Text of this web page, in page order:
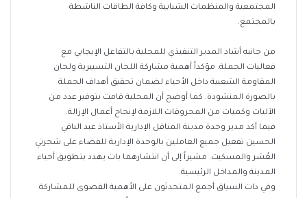
المجتمعية والمنظمات الشبابية وكافة الطاقات الناشطة
بالمجتمع.
من جانبه أشاد المدير التنفيذي للمحلية بالتفاعل الإيجابي مع
فعاليات الحملة. مؤكداً أهمية مشاركة اللجان التسييرية ولجان
المقاومة الشعبية داخل الأحياء لضمان تحقيق أهداف الحملة
بالصورة المنشودة. كما أوضح أن المحلية قامت بتوفير عدد من
الآليات وكميات من المحروقات اللازمة لإنجاح أعمال الإزالة.
فيما أكد مدير وحدة مدينة المناقل الإدارية الأستاذ عبد الباقي
الحسين تفعيل جميع العاملين بالوحدة الإدارية للقضاء على شجرتي
العُشر والمسكيت. مشيراً إلى أن انتشارهما بات يهدد بتطويق أحياء
المدينة والمداخل الرئيسية.
وفي ذات السياق أجمع المتحدثون على الأهمية القصوى للمشاركة